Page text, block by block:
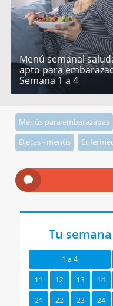
Menú semanal
apto para
Semana 1 a 4
Menús para embarazadas
Dietas - menús
Tu
1 a 4
11 12 13 14
21 22 23 24